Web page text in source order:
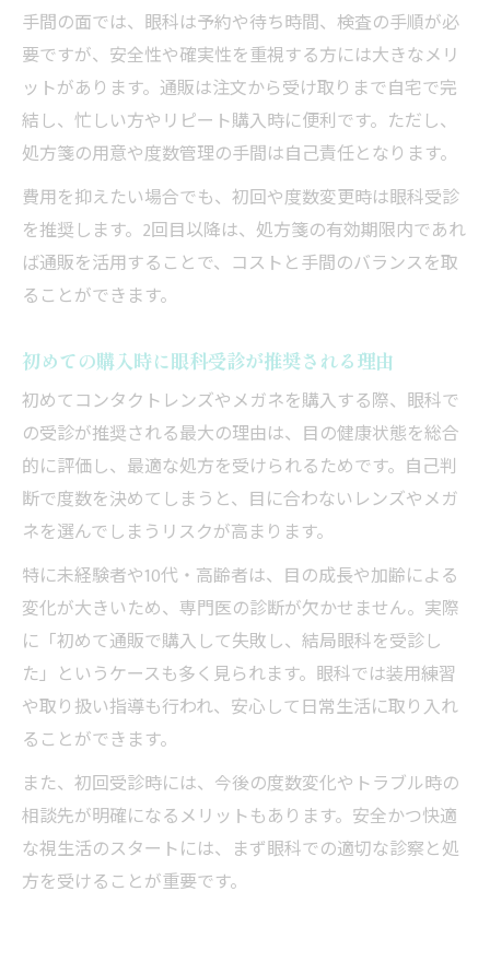
手間の面では、眼科は予約や待ち時間、検査の手順が必
要ですが、安全性や確実性を重視する方には大きなメリ
ットがあります。通販は注文から受け取りまで自宅で完
結し、忙しい方やリピート購入時に便利です。ただし、
処方箋の用意や度数管理の手間は自己責任となります。
費用を抑えたい場合でも、初回や度数変更時は眼科受診
を推奨します。2回目以降は、処方箋の有効期限内であれ
ば通販を活用することで、コストと手間のバランスを取
ることができます。
初めての購入時に眼科受診が推奨される理由
初めてコンタクトレンズやメガネを購入する際、眼科で
の受診が推奨される最大の理由は、目の健康状態を総合
的に評価し、最適な処方を受けられるためです。自己判
断で度数を決めてしまうと、目に合わないレンズやメガ
ネを選んでしまうリスクが高まります。
特に未経験者や10代・高齢者は、目の成長や加齢による
変化が大きいため、専門医の診断が欠かせません。実際
に「初めて通販で購入して失敗し、結局眼科を受診し
た」というケースも多く見られます。眼科では装用練習
や取り扱い指導も行われ、安心して日常生活に取り入れ
ることができます。
また、初回受診時には、今後の度数変化やトラブル時の
相談先が明確になるメリットもあります。安全かつ快適
な視生活のスタートには、まず眼科での適切な診察と処
方を受けることが重要です。